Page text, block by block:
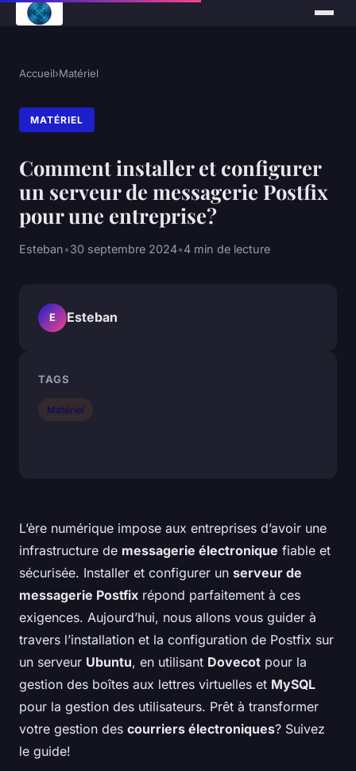
Accueil›Matériel
MATÉRIEL
Comment installer et configurer
un serveur de messagerie Postfix
pour une entreprise?
Esteban•30 septembre 2024•4 min de lecture
L’ère numérique impose aux entreprises d’avoir une
infrastructure de messagerie électronique fiable et
sécurisée. Installer et configurer un serveur de
messagerie Postfix répond parfaitement à ces
exigences. Aujourd’hui, nous allons vous guider à
travers l’installation et la configuration de Postfix sur
un serveur Ubuntu, en utilisant Dovecot pour la
gestion des boîtes aux lettres virtuelles et MySQL
pour la gestion des utilisateurs. Prêt à transformer
votre gestion des courriers électroniques? Suivez
le guide!
E Esteban
TAGS
Matériel